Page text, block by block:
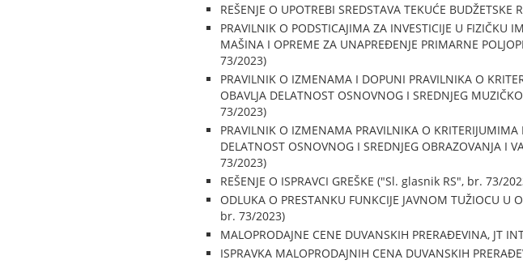
REŠENJE O UPOTREBI SREDSTAVA TEKUĆE
PRAVILNIK O PODSTICAJIMA ZA INVESTICIJE U FIZIČKU
MAŠINA I OPREME ZA UNAPREĐENJE PRIMARNE
73/2023)
PRAVILNIK O IZMENAMA I DOPUNI PRAVILNIKA O
OBAVLJA DELATNOST OSNOVNOG I SREDNJEG
73/2023)
PRAVILNIK O IZMENAMA PRAVILNIKA O
DELATNOST OSNOVNOG I SREDNJEG OBRAZOVANJA I
73/2023)
REŠENJE O ISPRAVCI GREŠKE ("Sl. glasnik RS", br. 73/
ODLUKA O PRESTANKU FUNKCIJE JAVNOM TUŽIOCU
br. 73/2023)
MALOPRODAJNE CENE DUVANSKIH PRERAĐEVINA, JT
ISPRAVKA MALOPRODAJNIH CENA DUVANSKIH